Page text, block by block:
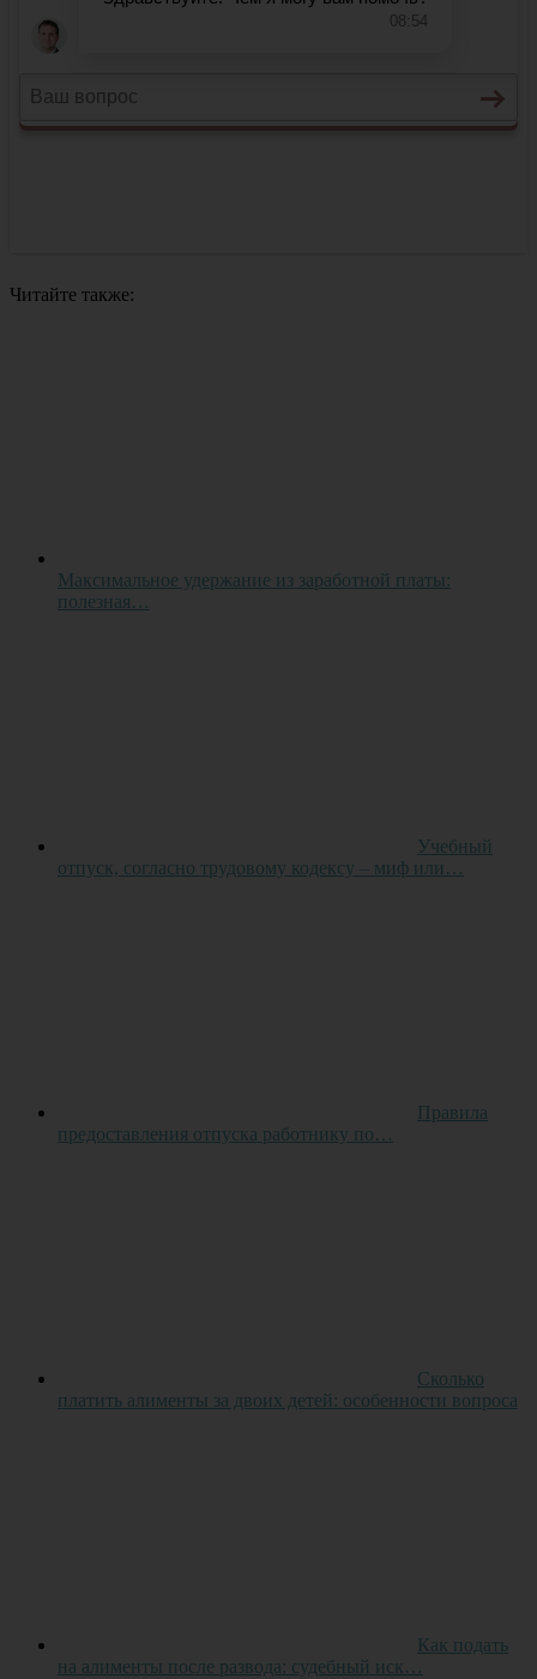
Читайте также:
Максимальное удержание из заработной платы:
полезная…
Учебный
отпуск, согласно трудовому кодексу – миф или…
Правила
предоставления отпуска работнику по…
Сколько
платить алименты за двоих детей: особенности вопроса
Как подать
на алименты после развода: судебный иск…